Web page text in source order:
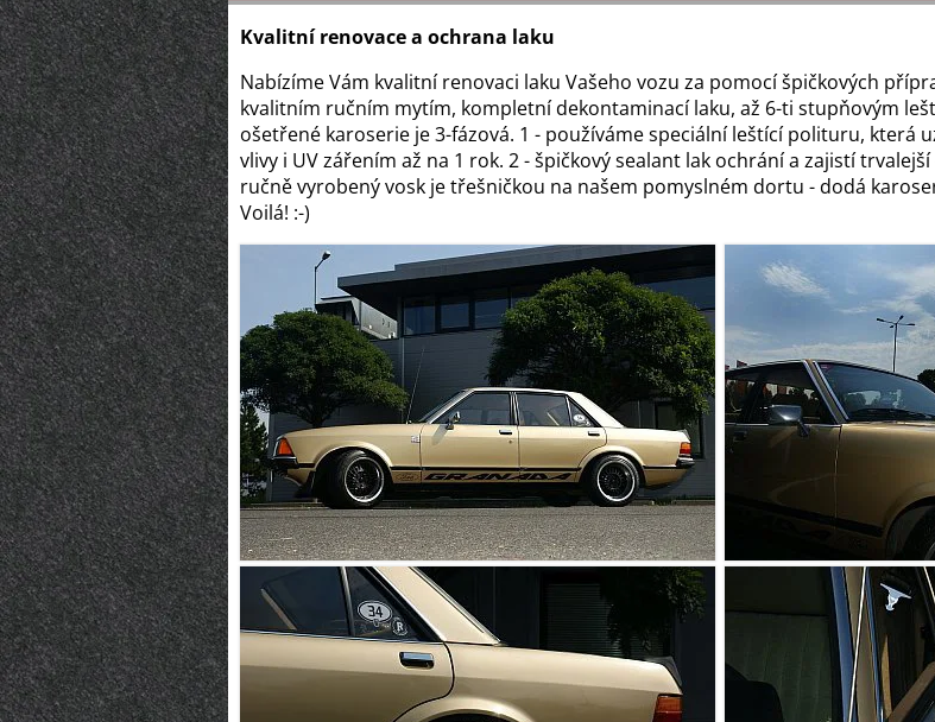
Kvalitní renovace a ochrana laku
Nabízíme Vám kvalitní renovaci laku Vašeho vozu za pomocí špičkových
kvalitním ručním mytím, kompletní dekontaminací laku, až 6-ti stupňovým
ošetřené karoserie je 3-fázová. 1 - používáme speciální leštící polituru, která
vlivy i UV zářením až na 1 rok. 2 - špičkový sealant lak ochrání a zajistí
ručně vyrobený vosk je třešničkou na našem pomyslném dortu - dodá
Voilá! :-)